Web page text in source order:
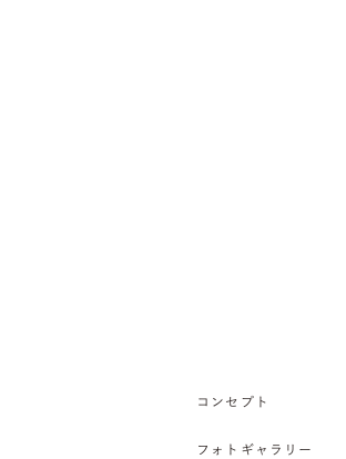
コンセプト
フォトギャラリー